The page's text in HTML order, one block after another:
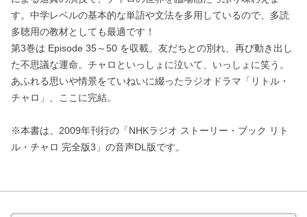
す。中学レベルの基本的な単語や文法を多用しているので、多読
多聴用の教材としても最適です！
第3巻は Episode 35～50 を収載。友だちとの別れ、再び動き出し
た不思議な運命。チャロといっしょに泣いて、いっしょに笑う。
あふれる思いや情景をていねいに綴ったラジオドラマ「リトル・
チャロ」、ここに完結。
※本書は、2009年刊行の「NHKラジオ ストーリー・ブック リト
ル・チャロ 完全版3」の音声DL版です。